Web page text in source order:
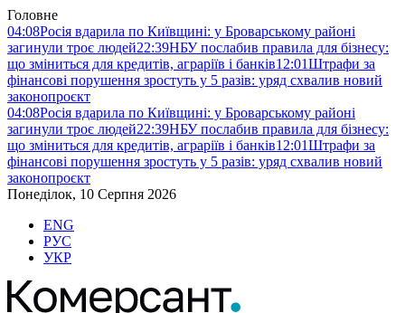
Головне
04:08Росія вдарила по Київщині: у Броварському районі
загинули троє людей22:39НБУ послабив правила для бізнесу:
що зміниться для кредитів, аграріїв і банків12:01Штрафи за
фінансові порушення зростуть у 5 разів: уряд схвалив новий
законопроєкт
04:08Росія вдарила по Київщині: у Броварському районі
загинули троє людей22:39НБУ послабив правила для бізнесу:
що зміниться для кредитів, аграріїв і банків12:01Штрафи за
фінансові порушення зростуть у 5 разів: уряд схвалив новий
законопроєкт
Понеділок, 10 Серпня 2026
ENG
РУС
УКР